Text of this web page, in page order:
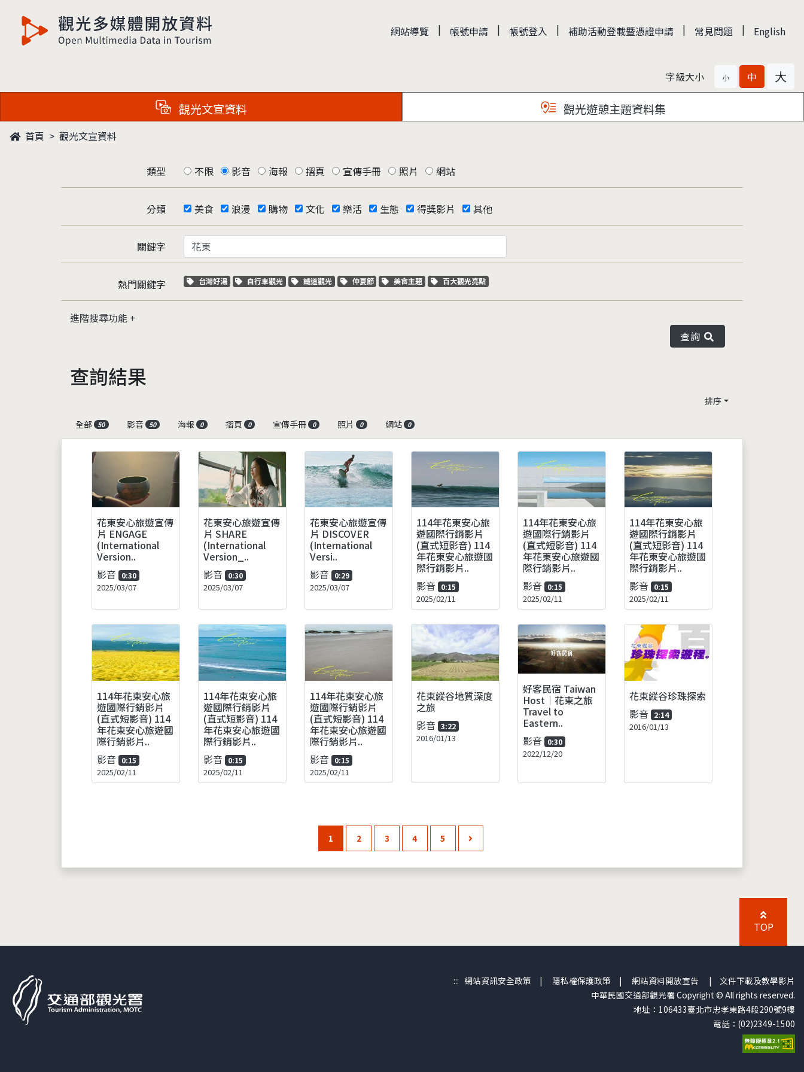
觀光多媒體開放資料 網站導覽 | 帳號申請 | 帳號登入 | 補助活動登載暨憑證申請 | 常見問題 | English
字級大小 小 中 大
觀光文宣資料 觀光遊憩主題資料集
首頁 觀光文宣資料
類型 不限 影音 海報 摺頁 宣傳手冊 照片 網站
分類 美食 浪漫 購物 文化 樂活 生態 得獎影片 其他
關鍵字
熱門關鍵字 關鍵字標籤
台灣好湯 關鍵字標籤
自行車觀光 關鍵字標籤
鐵道觀光 關鍵字標籤
仲夏節 關鍵字標籤
美食主題 關鍵字標籤
百大觀光亮點
進階搜尋功能
查詢
查詢結果
排序
全部
50 影音 50 海報 0 摺頁 0 宣傳手冊 0 照片 0 網站 0
花東安心旅遊宣傳
片 ENGAGE
(International
Version..
影音 0:30
2025/03/07
花東安心旅遊宣傳
片 SHARE
(International
Version_..
影音 0:30
2025/03/07
花東安心旅遊宣傳
片 DISCOVER
(International
Versi..
影音 0:29
2025/03/07
114年花東安心旅
遊國際行銷影片
(直式短影音) 114
年花東安心旅遊國
際行銷影片..
影音 0:15
2025/02/11
114年花東安心旅
遊國際行銷影片
(直式短影音) 114
年花東安心旅遊國
際行銷影片..
影音 0:15
2025/02/11
114年花東安心旅
遊國際行銷影片
(直式短影音) 114
年花東安心旅遊國
際行銷影片..
影音 0:15
2025/02/11
114年花東安心旅
遊國際行銷影片
(直式短影音) 114
年花東安心旅遊國
際行銷影片..
影音 0:15
2025/02/11
114年花東安心旅
遊國際行銷影片
(直式短影音) 114
年花東安心旅遊國
際行銷影片..
影音 0:15
2025/02/11
114年花東安心旅
遊國際行銷影片
(直式短影音) 114
年花東安心旅遊國
際行銷影片..
影音 0:15
2025/02/11
花東縱谷地質深度
之旅
影音 3:22
2016/01/13
好客民宿 Taiwan
Host｜花東之旅
Travel to
Eastern..
影音 0:30
2022/12/20
花東縱谷珍珠探索
影音 2:14
2016/01/13
1 2 3 4 5
TOP
::: 網站資訊安全政策 | 隱私權保護政策 | 網站資料開放宣告 | 文件下載及教學影片
中華民國交通部觀光署 Copyright © All rights reserved.
地址：106433臺北市忠孝東路4段290號9樓
電話：(02)2349-1500